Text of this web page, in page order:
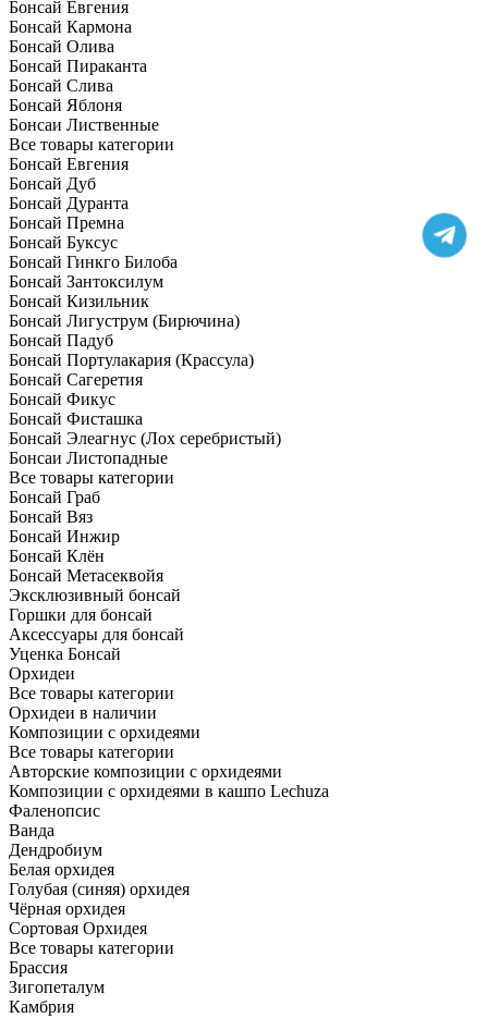
Бонсай Евгения
Бонсай Кармона
Бонсай Олива
Бонсай Пираканта
Бонсай Слива
Бонсай Яблоня
Бонсаи Лиственные
Все товары категории
Бонсай Евгения
Бонсай Дуб
Бонсай Дуранта
Бонсай Премна
Бонсай Буксус
Бонсай Гинкго Билоба
Бонсай Зантоксилум
Бонсай Кизильник
Бонсай Лигуструм (Бирючина)
Бонсай Падуб
Бонсай Портулакария (Крассула)
Бонсай Сагеретия
Бонсай Фикус
Бонсай Фисташка
Бонсай Элеагнус (Лох серебристый)
Бонсаи Листопадные
Все товары категории
Бонсай Граб
Бонсай Вяз
Бонсай Инжир
Бонсай Клён
Бонсай Метасеквойя
Эксклюзивный бонсай
Горшки для бонсай
Аксессуары для бонсай
Уценка Бонсай
Орхидеи
Все товары категории
Орхидеи в наличии
Композиции с орхидеями
Все товары категории
Авторские композиции с орхидеями
Композиции с орхидеями в кашпо Lechuza
Фаленопсис
Ванда
Дендробиум
Белая орхидея
Голубая (синяя) орхидея
Чёрная орхидея
Сортовая Орхидея
Все товары категории
Брассия
Зигопеталум
Камбрия